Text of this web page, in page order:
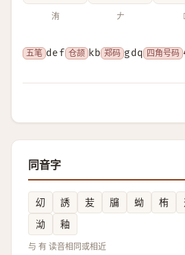
洧 𠂇
五笔 def 仓颉 kb 郑码 gdq 四角号码
同音字
㓜 誘 苃 牖 蚴 栯
泑
釉
与 有 读音相同或相近